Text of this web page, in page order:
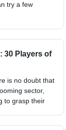
try a few
30 Players of
is no doubt that
sector,
to grasp their